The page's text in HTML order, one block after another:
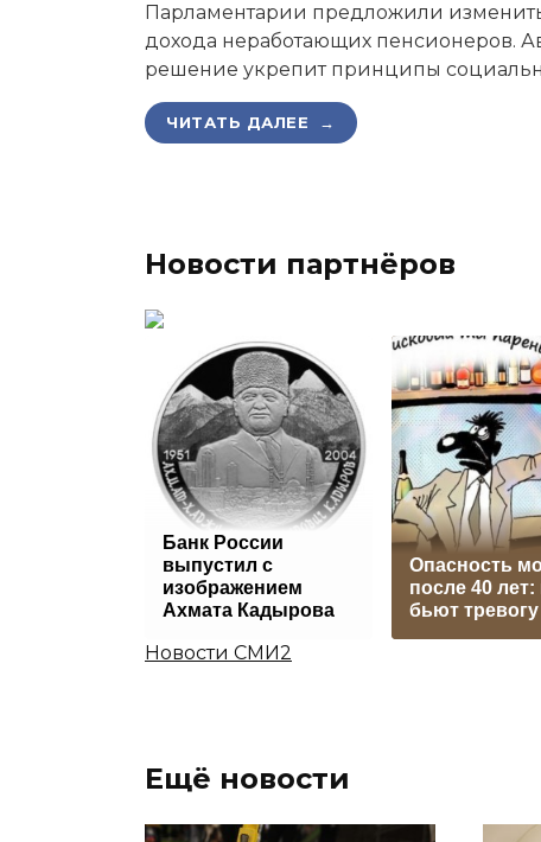
Парламентарии предложили
дохода неработающих пенсионеров.
решение укрепит принципы
ЧИТАТЬ ДАЛЕЕ →
Новости партнёров
Банк России
выпустил c
изображением
Ахмата Кадырова
Oпacнocть
пocлe 40 лeт:
бьют трeвoгу
Новости СМИ2
Ещё новости